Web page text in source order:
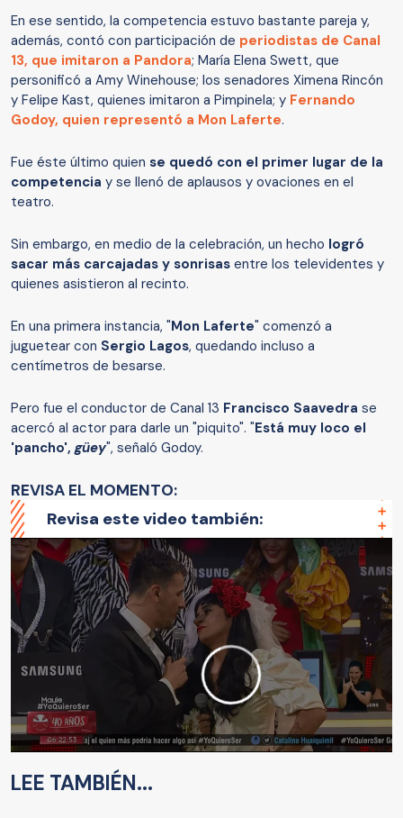
En ese sentido, la competencia estuvo bastante pareja y,
además, contó con participación de periodistas de Canal
13, que imitaron a Pandora; María Elena Swett, que
personificó a Amy Winehouse; los senadores Ximena Rincón
y Felipe Kast, quienes imitaron a Pimpinela; y Fernando
Godoy, quien representó a Mon Laferte.
Fue éste último quien se quedó con el primer lugar de la
competencia y se llenó de aplausos y ovaciones en el
teatro.
Sin embargo, en medio de la celebración, un hecho logró
sacar más carcajadas y sonrisas entre los televidentes y
quienes asistieron al recinto.
En una primera instancia, "Mon Laferte" comenzó a
juguetear con Sergio Lagos, quedando incluso a
centímetros de besarse.
Pero fue el conductor de Canal 13 Francisco Saavedra se
acercó al actor para darle un "piquito". "Está muy loco el
'pancho',güey", señaló Godoy.
REVISA EL MOMENTO:
Revisa este video también:
LEE TAMBIÉN...